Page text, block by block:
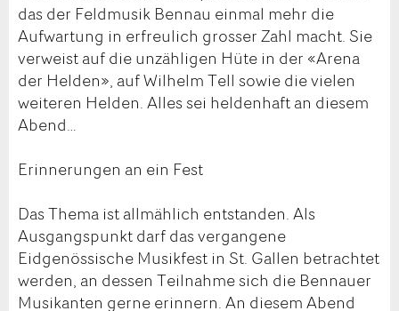
das der Feldmusik Bennau einmal mehr die
Aufwartung in erfreulich grosser Zahl macht. Sie
verweist auf die unzähligen Hüte in der «Arena
der Helden», auf Wilhelm Tell sowie die vielen
weiteren Helden. Alles sei heldenhaft an diesem
Abend…
Erinnerungen an ein Fest
Das Thema ist allmählich entstanden. Als
Ausgangspunkt darf das vergangene
Eidgenössische Musikfest in St. Gallen betrachtet
werden, an dessen Teilnahme sich die Bennauer
Musikanten gerne erinnern. An diesem Abend